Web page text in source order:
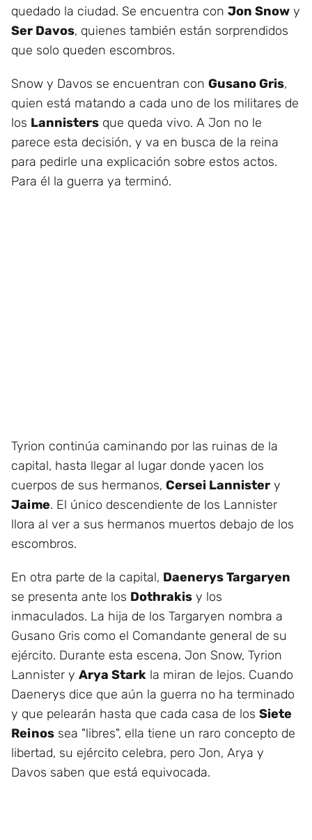
quedado la ciudad. Se encuentra con Jon Snow y
Ser Davos, quienes también están sorprendidos
que solo queden escombros.
Snow y Davos se encuentran con Gusano Gris,
quien está matando a cada uno de los militares de
los Lannisters que queda vivo. A Jon no le
parece esta decisión, y va en busca de la reina
para pedirle una explicación sobre estos actos.
Para él la guerra ya terminó.
Tyrion continúa caminando por las ruinas de la
capital, hasta llegar al lugar donde yacen los
cuerpos de sus hermanos, Cersei Lannister y
Jaime. El único descendiente de los Lannister
llora al ver a sus hermanos muertos debajo de los
escombros.
En otra parte de la capital, Daenerys Targaryen
se presenta ante los Dothrakis y los
inmaculados. La hija de los Targaryen nombra a
Gusano Gris como el Comandante general de su
ejército. Durante esta escena, Jon Snow, Tyrion
Lannister y Arya Stark la miran de lejos. Cuando
Daenerys dice que aún la guerra no ha terminado
y que pelearán hasta que cada casa de los Siete
Reinos sea "libres", ella tiene un raro concepto de
libertad, su ejército celebra, pero Jon, Arya y
Davos saben que está equivocada.